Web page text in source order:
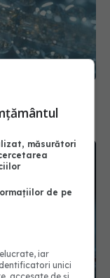
măsurători
de pe
iar
unici